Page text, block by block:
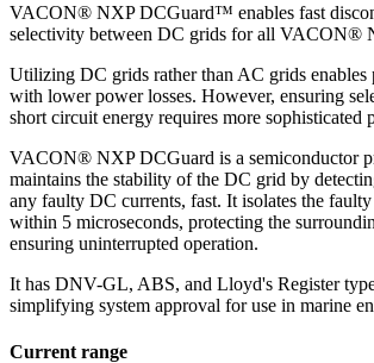
VACON® NXP DCGuard™ enables fast
selectivity be­tween DC grids for all VACON®
Utilizing DC grids rather than AC grids enables
with lower power losses. However, ensuring
short circuit energy requires more sophisticated
VACON® NXP DCGuard is a semiconduc­tor
maintains the stability of the DC grid by
any faulty DC currents, fast. It isolates the
within 5 microseconds, protecting the
ensuring uninterrupted operation.
It has DNV-GL, ABS, and Lloyd's Register
simplifying system approval for use in marine
Current range